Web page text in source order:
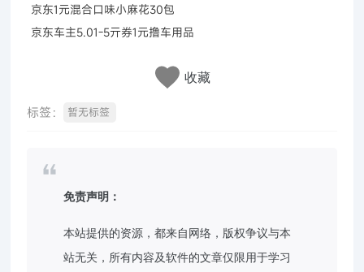
京东1元混合口味小麻花30包
京东车主5.01-5亓券1元撸车用品
收藏
标签： 暂无标签
免责声明：
本站提供的资源，都来自网络，版权争议与本
站无关，所有内容及软件的文章仅限用于学习